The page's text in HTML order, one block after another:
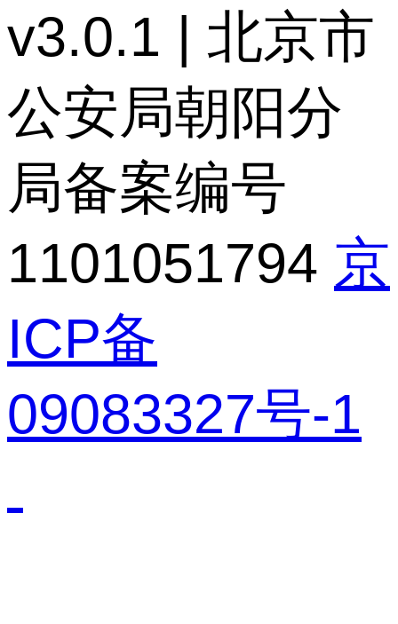
v3.0.1 | 北京市
公安局朝阳分
局备案编号
1101051794 京
ICP备
09083327号-1